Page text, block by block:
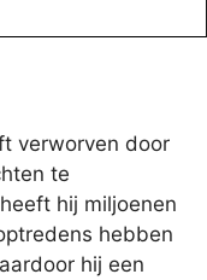
verworven door
te
hij miljoenen
hebben
hij een